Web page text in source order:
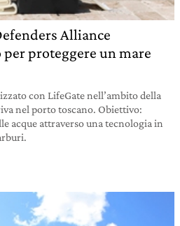
Alliance
proteggere un mare
con LifeGate nell’ambito della
nel porto toscano. Obiettivo:
acque attraverso una tecnologia in